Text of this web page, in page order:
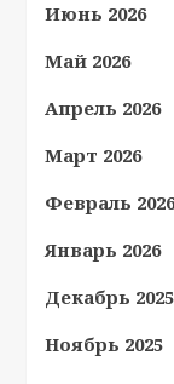
Июнь 2026
Май 2026
Апрель 2026
Март 2026
Февраль 2026
Январь 2026
Декабрь 2025
Ноябрь 2025